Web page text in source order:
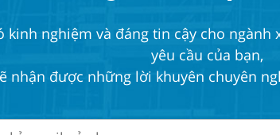
nghiệm và đáng tin cậy cho
yêu cầu của bạn,
nhận được những lời khuyên chuyên